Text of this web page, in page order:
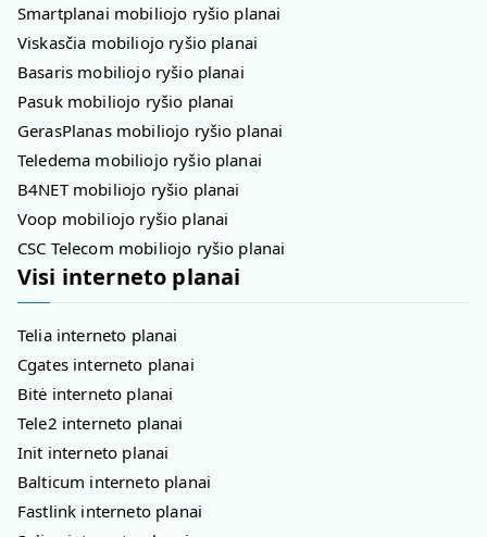
Smartplanai mobiliojo ryšio planai
Viskasčia mobiliojo ryšio planai
Basaris mobiliojo ryšio planai
Pasuk mobiliojo ryšio planai
GerasPlanas mobiliojo ryšio planai
Teledema mobiliojo ryšio planai
B4NET mobiliojo ryšio planai
Voop mobiliojo ryšio planai
CSC Telecom mobiliojo ryšio planai
Visi interneto planai
Telia interneto planai
Cgates interneto planai
Bitė interneto planai
Tele2 interneto planai
Init interneto planai
Balticum interneto planai
Fastlink interneto planai